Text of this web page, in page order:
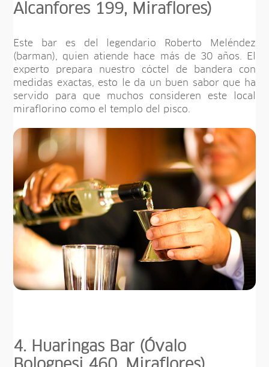
Alcanfores 199, Miraflores)
Este bar es del legendario Roberto Meléndez
(barman), quien atiende hace más de 30 años. El
experto prepara nuestro cóctel de bandera con
medidas exactas, esto le da un buen sabor que ha
servido para que muchos consideren este local
miraflorino como el templo del pisco.
4. Huaringas Bar (Óvalo